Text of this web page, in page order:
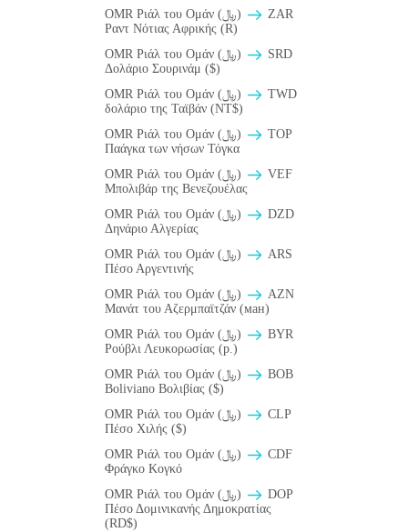
OMR Ριάλ του Ομάν (﷼)
ZAR
Ραντ Νότιας Αφρικής (R)
OMR Ριάλ του Ομάν (﷼)
SRD
Δολάριο Σουρινάμ ($)
OMR Ριάλ του Ομάν (﷼)
TWD
δολάριο της Ταϊβάν (NT$)
OMR Ριάλ του Ομάν (﷼)
TOP
Παάγκα των νήσων Τόγκα
OMR Ριάλ του Ομάν (﷼)
VEF
Μπολιβάρ της Βενεζουέλας
OMR Ριάλ του Ομάν (﷼)
DZD
Δηνάριο Αλγερίας
OMR Ριάλ του Ομάν (﷼)
ARS
Πέσο Αργεντινής
OMR Ριάλ του Ομάν (﷼)
AZN
Μανάτ του Αζερμπαϊτζάν (ман)
OMR Ριάλ του Ομάν (﷼)
BYR
Ρούβλι Λευκορωσίας (p.)
OMR Ριάλ του Ομάν (﷼)
BOB
Boliviano Βολιβίας ($)
OMR Ριάλ του Ομάν (﷼)
CLP
Πέσο Χιλής ($)
OMR Ριάλ του Ομάν (﷼)
CDF
Φράγκο Κογκό
OMR Ριάλ του Ομάν (﷼)
DOP
Πέσο Δομινικανής Δημοκρατίας
(RD$)